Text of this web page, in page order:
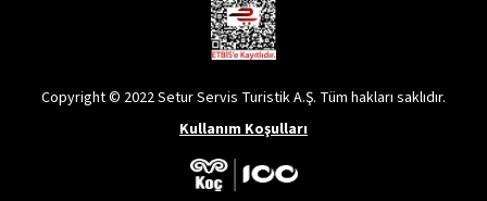
Copyright © 2022 Setur Servis Turistik A.Ş. Tüm hakları saklıdır.
Kullanım Koşulları